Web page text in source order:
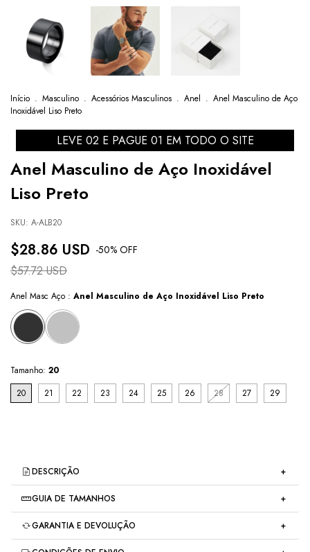
Início . Masculino . Acessórios Masculinos . Anel . Anel Masculino de Aço
Inoxidável Liso Preto
LEVE 02 E PAGUE 01 EM TODO O SITE
Anel Masculino de Aço Inoxidável
Liso Preto
SKU: A-ALB20
$28.86 USD -50% OFF
$57.72 USD
Anel Masc Aço : Anel Masculino de Aço Inoxidável Liso Preto
Tamanho: 20
20
21 22 23 24 25 26 28 27 29
DESCRIÇÃO
Anel Masculino de Aço PI Inoxidável Liso
Preto – Sofisticação e Estilo
O Anel Masculino de Aço PI Inoxidável Liso Preto
GUIA DE TAMANHOS
Como Descobrir o Seu Tamanho de Anel – Guia
Completo
GARANTIA E DEVOLUÇÃO
Troca gratuita e garantia: